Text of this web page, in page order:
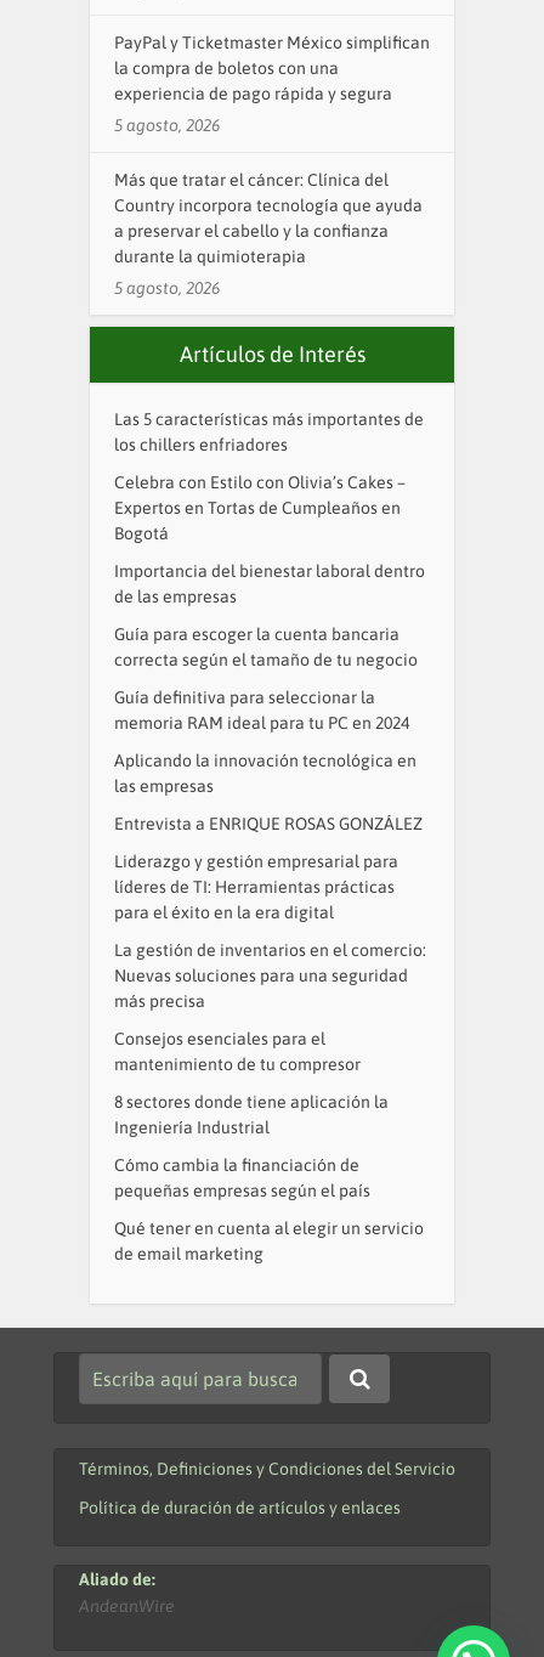
PayPal y Ticketmaster México simplifican
la compra de boletos con una
experiencia de pago rápida y segura
5 agosto, 2026
Más que tratar el cáncer: Clínica del
Country incorpora tecnología que ayuda
a preservar el cabello y la confianza
durante la quimioterapia
5 agosto, 2026
Artículos de Interés
Las 5 características más importantes de
los chillers enfriadores
Celebra con Estilo con Olivia’s Cakes –
Expertos en Tortas de Cumpleaños en
Bogotá
Importancia del bienestar laboral dentro
de las empresas
Guía para escoger la cuenta bancaria
correcta según el tamaño de tu negocio
Guía definitiva para seleccionar la
memoria RAM ideal para tu PC en 2024
Aplicando la innovación tecnológica en
las empresas
Entrevista a ENRIQUE ROSAS GONZÁLEZ
Liderazgo y gestión empresarial para
líderes de TI: Herramientas prácticas
para el éxito en la era digital
La gestión de inventarios en el comercio:
Nuevas soluciones para una seguridad
más precisa
Consejos esenciales para el
mantenimiento de tu compresor
8 sectores donde tiene aplicación la
Ingeniería Industrial
Cómo cambia la financiación de
pequeñas empresas según el país
Qué tener en cuenta al elegir un servicio
de email marketing
Términos, Definiciones y Condiciones del Servicio
Política de duración de artículos y enlaces
Aliado de:
AndeanWire